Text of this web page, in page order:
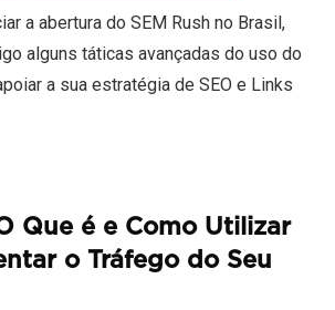
a abertura do SEM Rush no Brasil,
alguns táticas avançadas do uso do
a sua estratégia de SEO e Links
Que é e Como Utilizar
o Tráfego do Seu